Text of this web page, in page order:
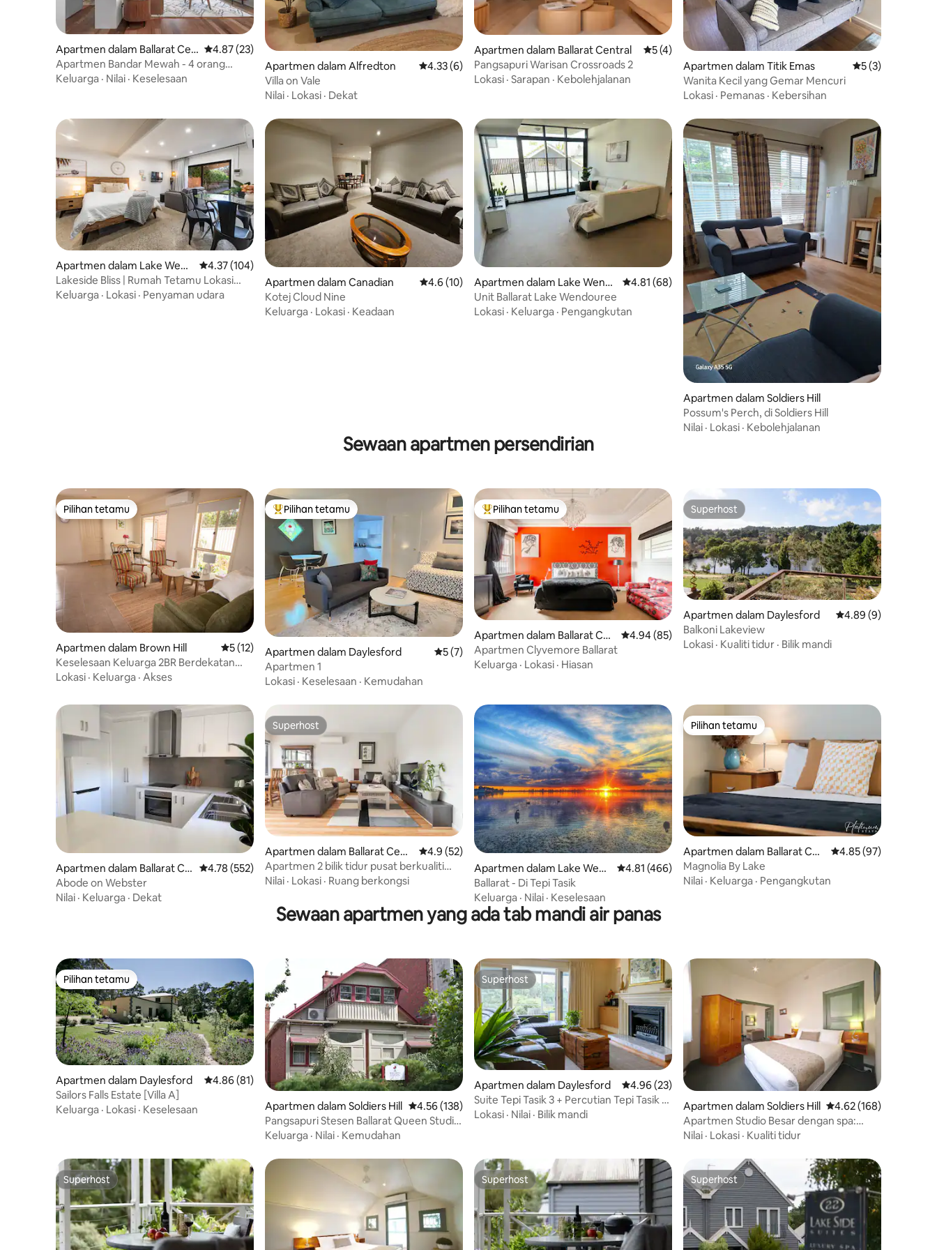
Apartmen dalam Ballarat Cen
tral
Penarafan purata 4.87 daripada 5, 23 ulasan
4.87 (23)
Apartmen Bandar Mewah - 4 orang
boleh tidur
Keluarga · Nilai · Keselesaan
Apartmen dalam Alfredton Penarafan purata 4.33 daripada 5, 6 ulasan
4.33 (6)
Villa on Vale
Nilai · Lokasi · Dekat
Apartmen dalam Ballarat Central Penarafan purata 5 daripada 5, 4 ulasan
5 (4)
Pangsapuri Warisan Crossroads 2
Lokasi · Sarapan · Kebolehjalanan
Apartmen dalam Titik Emas Penarafan
5 (3)
Wanita Kecil yang Gemar Mencuri
Lokasi · Pemanas · Kebersihan
Apartmen dalam Lake Wend
ouree
Penarafan purata 4.37 daripada 5, 104 ulasan
4.37 (104)
Lakeside Bliss | Rumah Tetamu Lokasi
Sempurna
Keluarga · Lokasi · Penyaman udara
Apartmen dalam Canadian Penarafan purata 4.6 daripada 5, 10 ulasan
4.6 (10)
Kotej Cloud Nine
Keluarga · Lokasi · Keadaan
Apartmen dalam Lake Wend
ouree
Penarafan purata 4.81 daripada 5, 68 ulasan
4.81 (68)
Unit Ballarat Lake Wendouree
Lokasi · Keluarga · Pengangkutan
Apartmen dalam Soldiers Hill
Possum's Perch, di Soldiers Hill
Nilai · Lokasi · Kebolehjalanan
Sewaan apartmen persendirian
Pilihan tetamu
Pilihan tetamu
Apartmen dalam Brown Hill Penarafan purata 5 daripada 5, 12 ulasan
5 (12)
Keselesaan Keluarga 2BR Berdekatan
dengan Sovereign Hill & City
Lokasi · Keluarga · Akses
Pilihan utama tetamu
Pilihan tetamu
Apartmen dalam Daylesford Penarafan purata 5 daripada 5, 7 ulasan
5 (7)
Apartmen 1
Lokasi · Keselesaan · Kemudahan
Pilihan utama tetamu
Pilihan tetamu
Apartmen dalam Ballarat Cen
tral
Penarafan purata 4.94 daripada 5, 85 ulasan
4.94 (85)
Apartmen Clyvemore Ballarat
Keluarga · Lokasi · Hiasan
Superhost
Superhost
Apartmen dalam Daylesford Penarafan purata
4.89 (9)
Balkoni Lakeview
Lokasi · Kualiti tidur · Bilik mandi
Apartmen dalam Ballarat Ce
ntral
Penarafan purata 4.78 daripada 5, 552 ulasan
4.78 (552)
Abode on Webster
Nilai · Keluarga · Dekat
Superhost
Superhost
Apartmen dalam Ballarat Cent
ral
Penarafan purata 4.9 daripada 5, 52 ulasan
4.9 (52)
Apartmen 2 bilik tidur pusat berkualiti
berhampiran tasik
Nilai · Lokasi · Ruang berkongsi
Apartmen dalam Lake Wend
ouree
Penarafan purata 4.81 daripada 5, 466 ulasan
4.81 (466)
Ballarat - Di Tepi Tasik
Keluarga · Nilai · Keselesaan
Pilihan tetamu
Pilihan tetamu
Apartmen dalam Ballarat Cen
tral
Penarafan purata
4.85 (97)
Magnolia By Lake
Nilai · Keluarga · Pengangkutan
Sewaan apartmen yang ada tab mandi air panas
Pilihan tetamu
Pilihan tetamu
Apartmen dalam Daylesford Penarafan purata 4.86 daripada 5, 81 ulasan
4.86 (81)
Sailors Falls Estate [Villa A]
Keluarga · Lokasi · Keselesaan Apartmen dalam Soldiers Hill Penarafan purata 4.56 daripada 5, 138 ulasan
4.56 (138)
Pangsapuri Stesen Ballarat Queen Studio
dengan Spa
Keluarga · Nilai · Kemudahan
Superhost
Superhost
Apartmen dalam Daylesford Penarafan purata 4.96 daripada 5, 23 ulasan
4.96 (23)
Suite Tepi Tasik 3 + Percutian Tepi Tasik +
Mandian Spa
Lokasi · Nilai · Bilik mandi
Apartmen dalam Soldiers Hill Penarafan purata 4.62
4.62 (168)
Apartmen Studio Besar dengan spa:
Central Ballarat
Nilai · Lokasi · Kualiti tidur
Superhost
Superhost Superhost
Superhost Superhost
Superhost